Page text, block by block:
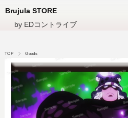
Brujula STORE
by EDコントライブ
TOP Goods